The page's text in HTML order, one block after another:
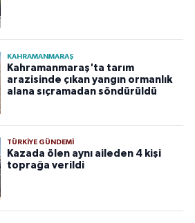
KAHRAMANMARAŞ
Kahramanmaraş'ta tarım
arazisinde çıkan yangın ormanlık
alana sıçramadan söndürüldü
TÜRKIYE GÜNDEMI
Kazada ölen aynı aileden 4 kişi
toprağa verildi